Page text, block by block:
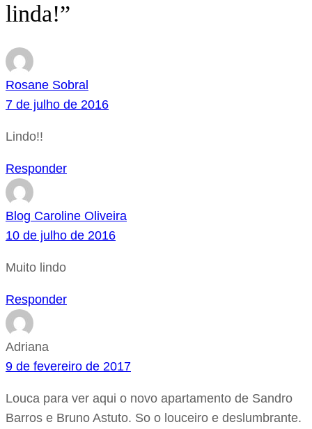
linda!”
Rosane Sobral
7 de julho de 2016
Lindo!!
Responder
Blog Caroline Oliveira
10 de julho de 2016
Muito lindo
Responder
Adriana
9 de fevereiro de 2017
Louca para ver aqui o novo apartamento de Sandro
Barros e Bruno Astuto. So o louceiro e deslumbrante.